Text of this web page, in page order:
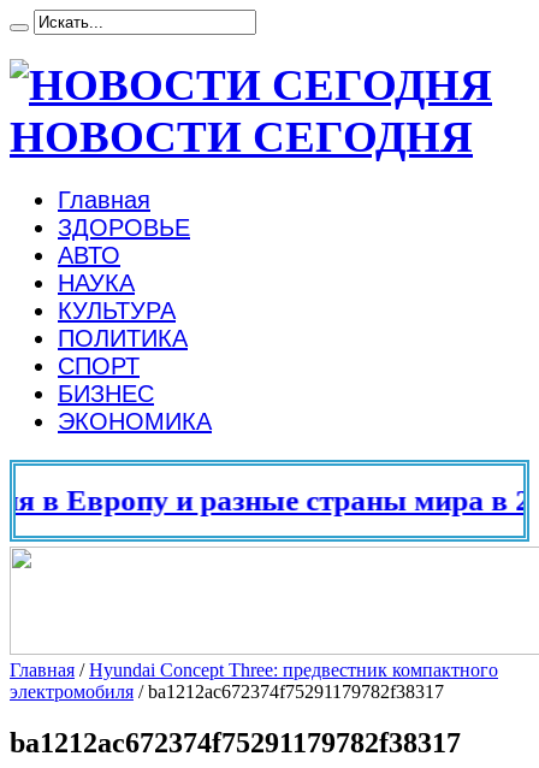
НОВОСТИ СЕГОДНЯ
Главная
ЗДОРОВЬЕ
АВТО
НАУКА
КУЛЬТУРА
ПОЛИТИКА
СПОРТ
БИЗНЕС
ЭКОНОМИКА
в Европу и разные страны мира в
Главная /Hyundai Concept Three: предвестник компактного
электромобиля /ba1212ac672374f75291179782f38317
ba1212ac672374f75291179782f38317